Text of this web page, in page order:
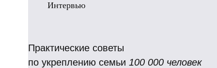
Интервью
Практические советы
по укреплению семьи 100 000 человек